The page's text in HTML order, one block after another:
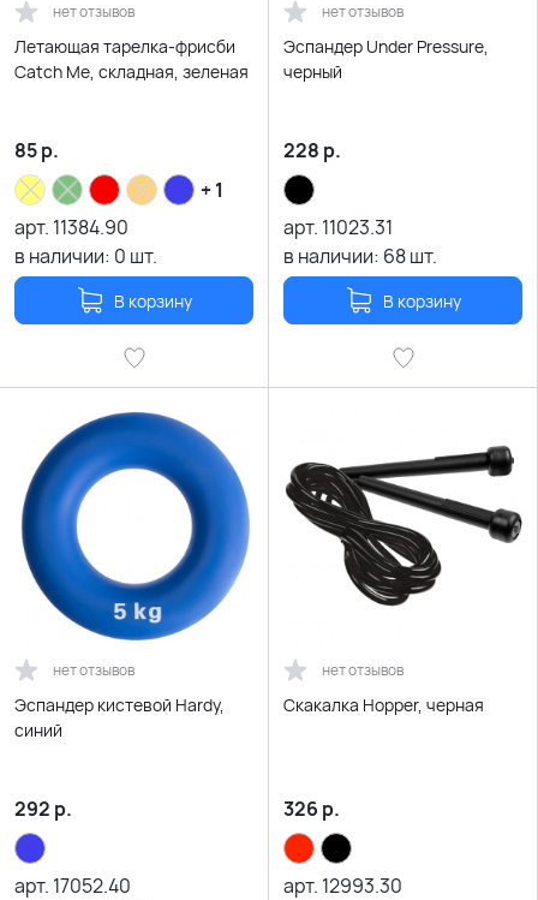
нет отзывов
Летающая тарелка-фрисби
Catch Me, складная, зеленая
85р.
+ 1
арт. 11384.90
в наличии: 0 шт.
В корзину
нет отзывов
Эспандер Under Pressure,
черный
228 р.
арт. 11023.31
в наличии: 68шт.
В корзину
нет отзывов
Эспандер кистевой Hardy,
синий
292 р.
арт. 17052.40
нет отзывов
Скакалка Hopper, черная
326 р.
арт. 12993.30